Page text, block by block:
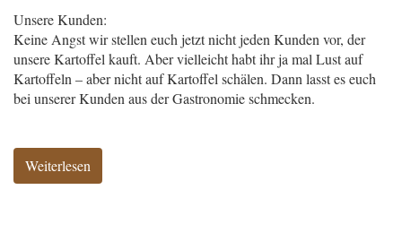
Unsere Kunden:
Keine Angst wir stellen euch jetzt nicht jeden Kunden vor, der
unsere Kartoffel kauft. Aber vielleicht habt ihr ja mal Lust auf
Kartoffeln – aber nicht auf Kartoffel schälen. Dann lasst es euch
bei unserer Kunden aus der Gastronomie schmecken.
Weiterlesen